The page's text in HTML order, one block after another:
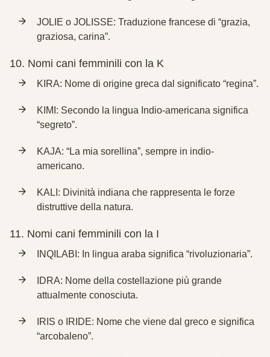
JOLIE o JOLISSE: Traduzione francese di “grazia,
graziosa, carina”.
10. Nomi cani femminili con la K
KIRA: Nome di origine greca dal significato “regina”.
KIMI: Secondo la lingua Indio-americana significa
“segreto”.
KAJA: “La mia sorellina”, sempre in indio-
americano.
KALI: Divinità indiana che rappresenta le forze
distruttive della natura.
11. Nomi cani femminili con la I
INQILABI: In lingua araba significa “rivoluzionaria”.
IDRA: Nome della costellazione più grande
attualmente conosciuta.
IRIS o IRIDE: Nome che viene dal greco e significa
“arcobaleno”.